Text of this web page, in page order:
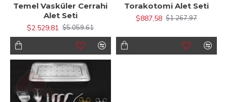
Temel Vasküler Cerrahi
Alet Seti
$2.529,81 $5.059,61
Torakotomi Alet Seti
$887,58 $1.267,97